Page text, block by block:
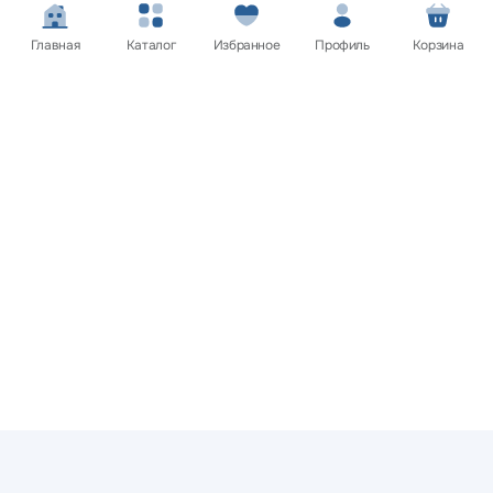
Главная Каталог Избранное Профиль Корзина